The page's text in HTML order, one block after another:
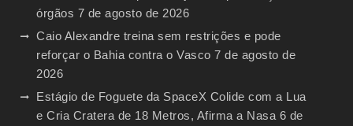
órgãos 7 de agosto de 2026
Caio Alexandre treina sem restrições e pode
reforçar o Bahia contra o Vasco 7 de agosto de
2026
Estágio de Foguete da SpaceX Colide com a Lua
e Cria Cratera de 18 Metros, Afirma a Nasa 6 de